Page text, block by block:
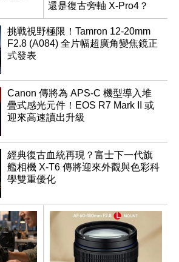
還是復古旁軸 X-Pro4？
挑戰視野極限！Tamron 12-20mm
F2.8 (A084) 全片幅超廣角變焦鏡正
式發表
Canon 傳將為 APS-C 機型導入堆
疊式感光元件！EOS R7 Mark II 或
迎來高速讀出升級
經典復古血統再現？富士下一代旗
艦相機 X-T6 傳將迎來外觀與色彩科
學雙重優化